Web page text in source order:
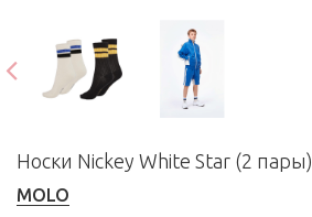
Носки Nickey White Star (2 пары)
MOLO